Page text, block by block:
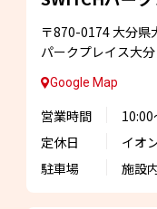
〒870-0174大分県
パークプレイス大分
Google Map
営業時間
定休日
イオ
駐車場
施設